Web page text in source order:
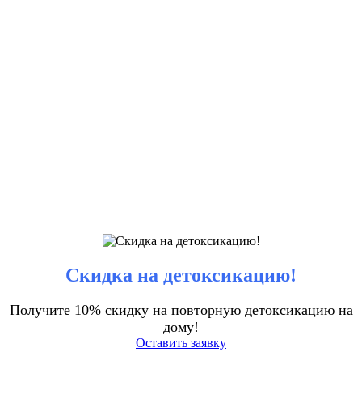
Скидка на детоксикацию!
Получите 10% скидку на повторную детоксикацию на
дому!
Оставить заявку